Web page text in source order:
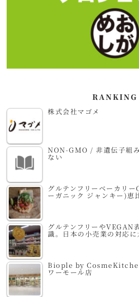
RANKING
株式会社マゴメ
NON-GMO / 非遺伝子組
ない
グルテンフリーベーカリ
ーガニック ジャンキー)恵
グルテンフリーやVEGAN
識。日本の小売業の対応に
Biople by
ワーモール店